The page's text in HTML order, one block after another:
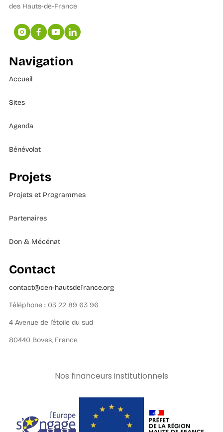
des Hauts-de-France
Navigation
Accueil
Sites
Agenda
Bénévolat
Projets
Projets et Programmes
Partenaires
Don & Mécénat
Contact
contact@cen-hautsdefrance.org
Téléphone : 03 22 89 63 96
4 Avenue de l’étoile du sud
80440 Boves, France
Nos financeurs institutionnels